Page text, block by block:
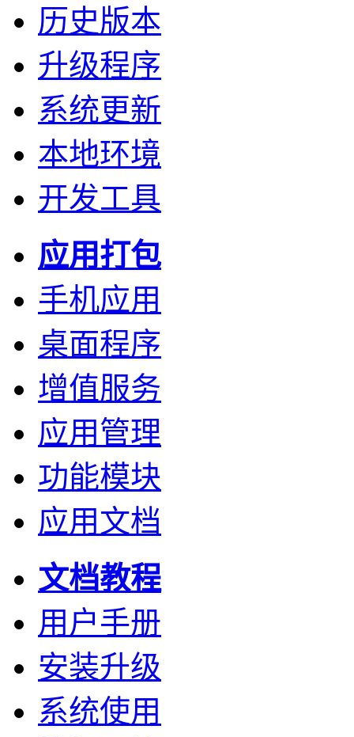
历史版本
升级程序
系统更新
本地环境
开发工具
应用打包
手机应用
桌面程序
增值服务
应用管理
功能模块
应用文档
文档教程
用户手册
安装升级
系统使用